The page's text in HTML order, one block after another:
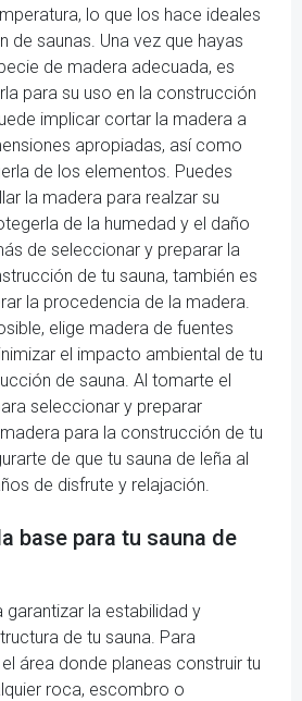
lo que los hace ideales
de saunas. Una vez que hayas
de madera adecuada, es
para su uso en la construcción
implicar cortar la madera a
apropiadas, así como
de los elementos. Puedes
la madera para realzar su
de la humedad y el daño
de seleccionar y preparar la
de tu sauna, también es
la procedencia de la madera.
elige madera de fuentes
el impacto ambiental de tu
de sauna. Al tomarte el
seleccionar y preparar
para la construcción de tu
de que tu sauna de leña al
de disfrute y relajación.
base para tu sauna de
garantizar la estabilidad y
de tu sauna. Para
área donde planeas construir tu
roca, escombro o